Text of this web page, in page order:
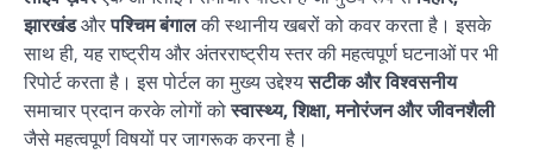
झारखंडऔरपश्चिम बंगालकी स्थानीय खबरों को कवर करता है। इसके
साथ ही, यह राष्ट्रीय और अंतरराष्ट्रीय स्तर की महत्वपूर्ण घटनाओं पर भी
रिपोर्ट करता है। इस पोर्टल का मुख्य उद्देश्यसटीक और विश्वसनीय
समाचार प्रदान करके लोगों कोस्वास्थ्य, शिक्षा, मनोरंजन और जीवनशैली
जैसे महत्वपूर्ण विषयों पर जागरूक करना है।